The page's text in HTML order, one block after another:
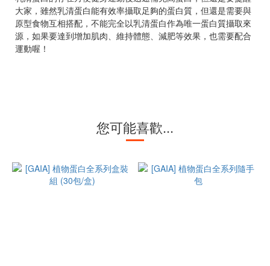
大家，雖然乳清蛋白能有效率攝取足夠的蛋白質，但還是需要與
原型食物互相搭配，不能完全以乳清蛋白作為唯一蛋白質攝取來
源，如果要達到增加肌肉、維持體態、減肥等效果，也需要配合
運動喔！
您可能喜歡...